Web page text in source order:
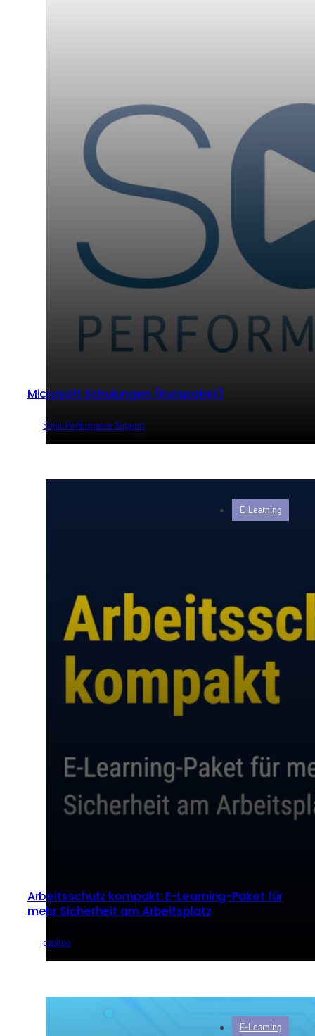
Microsoft Schulungen (Kurspaket)
Sonic Performance Support
Arbeitsschutz kompakt: E-Learning-Paket für
mehr Sicherheit am Arbeitsplatz
capitoo
E-Learning
E-Learning